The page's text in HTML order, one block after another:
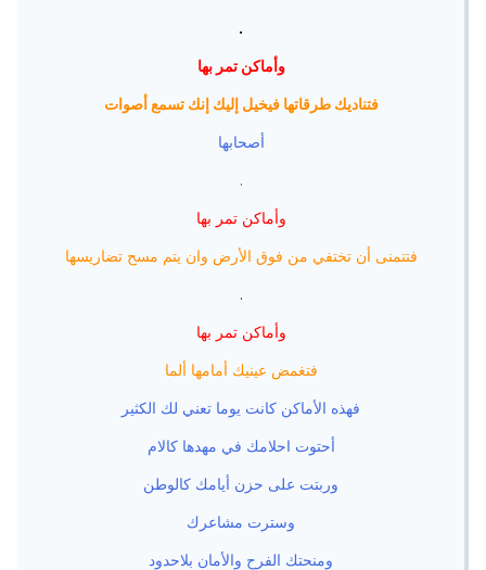
وأماكن تمر بها
فتناديك طرقاتها فيخيل إليك إنك تسمع أصوات
أصحابها
وأماكن تمر بها
فتتمنى أن تختفي من فوق الأرض وان يتم مسح تضاريسها
وأماكن تمر بها
فتغمض عينيك أمامها ألما
فهذه الأماكن كانت يوما تعني لك الكثير
أحتوت احلامك في مهدها كالام
وربتت على حزن أيامك كالوطن
وسترت مشاعرك
ومنحتك الفرح والأمان بلاحدود